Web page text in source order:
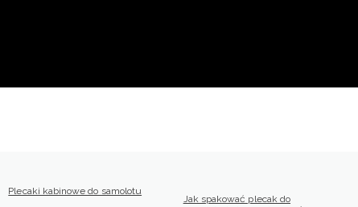
Plecaki kabinowe do samolotu
Jak spakować plecak do